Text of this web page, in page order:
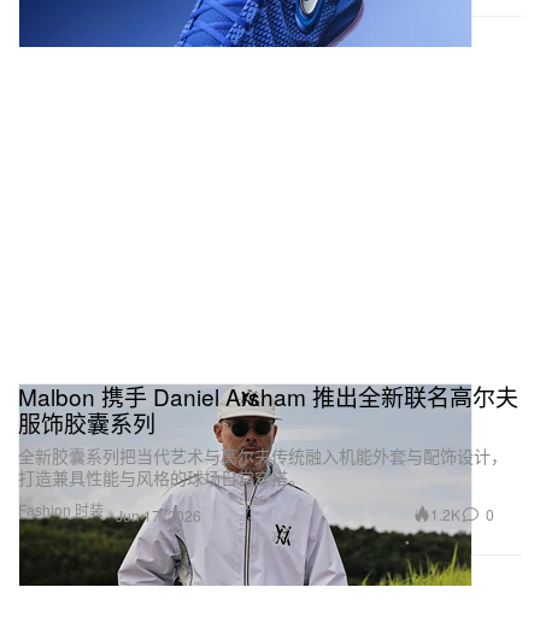
Fashion 时装
Malbon 携手 Daniel Arsham 推出全新联名高尔夫
服饰胶囊系列
全新胶囊系列把当代艺术与高尔夫传统融入机能外套与配饰设计，
打造兼具性能与风格的球场日常穿搭。
Jun 17, 2026 1.2K 0